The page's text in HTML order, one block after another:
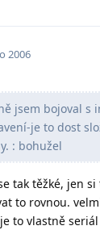
2006
jsem bojoval s
je to dost
: bohužel
tak těžké, jen
to rovnou.
to vlastně